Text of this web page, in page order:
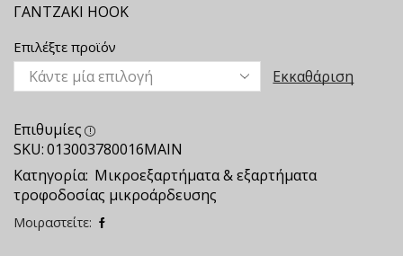
ΓΑΝΤΖΑΚΙ ΗΟΟΚ
Επιλέξτε προϊόν
Εκκαθάριση
Επιθυμίες
SKU:013003780016ΜΑΙΝ
Κατηγορία: Μικροεξαρτήματα & εξαρτήματα
τροφοδοσίας μικροάρδευσης
Μοιραστείτε: